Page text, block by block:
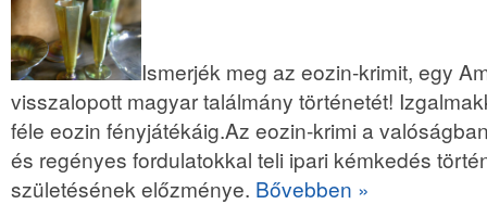
Ismerjék meg az eozin-krimit, egy
visszalopott magyar találmány történetét!
féle eozin fényjátékáig.Az eozin-krimi a
és regényes fordulatokkal teli ipari kémkedés
születésének előzménye. Bővebben »